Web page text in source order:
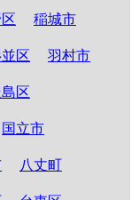
稲城市
区 羽村市
区
国立市
八丈町